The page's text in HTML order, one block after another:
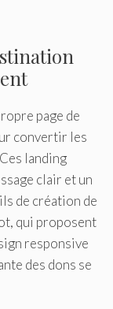
page de
convertir les
landing
clair et un
de création de
qui proposent
responsive
des dons se